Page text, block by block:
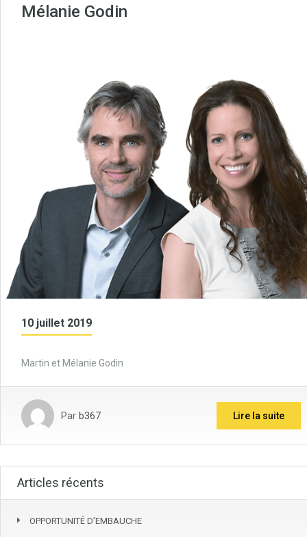
Mélanie Godin
10 juillet 2019
Martin et Mélanie Godin
Par b367 Lire la suite
Articles récents
OPPORTUNITÉ D’EMBAUCHE